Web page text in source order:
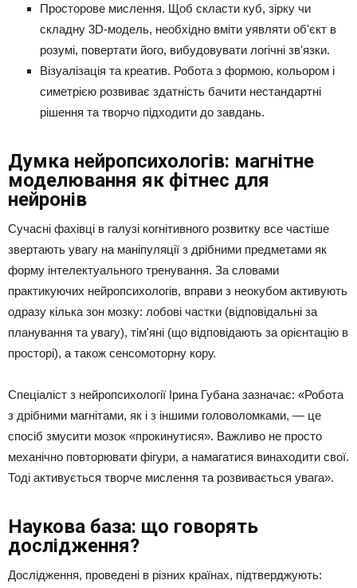
Просторове мислення. Щоб скласти куб, зірку чи
складну 3D-модель, необхідно вміти уявляти об'єкт в
розумі, повертати його, вибудовувати логічні зв'язки.
Візуалізація та креатив. Робота з формою, кольором і
симетрією розвиває здатність бачити нестандартні
рішення та творчо підходити до завдань.
Думка нейропсихологів: магнітне
моделювання як фітнес для
нейронів
Сучасні фахівці в галузі когнітивного розвитку все частіше
звертають увагу на маніпуляції з дрібними предметами як
форму інтелектуального тренування. За словами
практикуючих нейропсихологів, вправи з неокубом активують
одразу кілька зон мозку: лобові частки (відповідальні за
планування та увагу), тім'яні (що відповідають за орієнтацію в
просторі), а також сенсомоторну кору.
Спеціаліст з нейропсихології Ірина Губана зазначає: «Робота
з дрібними магнітами, як і з іншими головоломками, — це
спосіб змусити мозок «прокинутися». Важливо не просто
механічно повторювати фігури, а намагатися винаходити свої.
Тоді активується творче мислення та розвивається увага».
Наукова база: що говорять
дослідження?
Дослідження, проведені в різних країнах, підтверджують: